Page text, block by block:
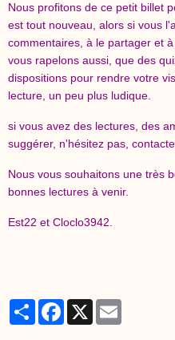
Nous profitons de ce petit billet
est tout nouveau, alors si vous
commentaires, à le partager et
vous rapelons aussi, que des
dispositions pour rendre votre
lecture, un peu plus ludique.
si vous avez des lectures, des
suggérer, n'hésitez pas,
Nous vous souhaitons une très
bonnes lectures à venir.
Est22 et Cloclo3942.
PartagerFacebook
X